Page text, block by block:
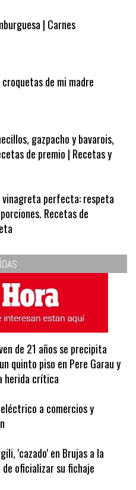
gazpacho y bavarois,
de premio | Recetas y
perfecta: respeta
Recetas de
de 21 años se precipita
quinto piso en Pere Garau y
herida crítica
a comercios y
'cazado' en Brujas a la